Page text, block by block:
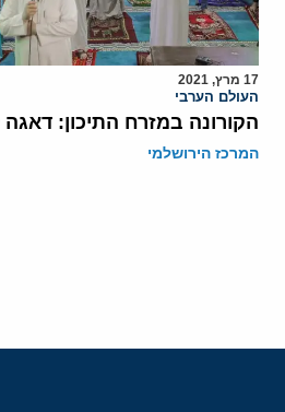
17 מרץ, 2021
העולם הערבי
הקורונה במזרח התיכון:
המרכז הירושלמי